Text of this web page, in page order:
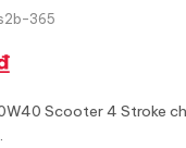
365
Scooter 4 Stroke